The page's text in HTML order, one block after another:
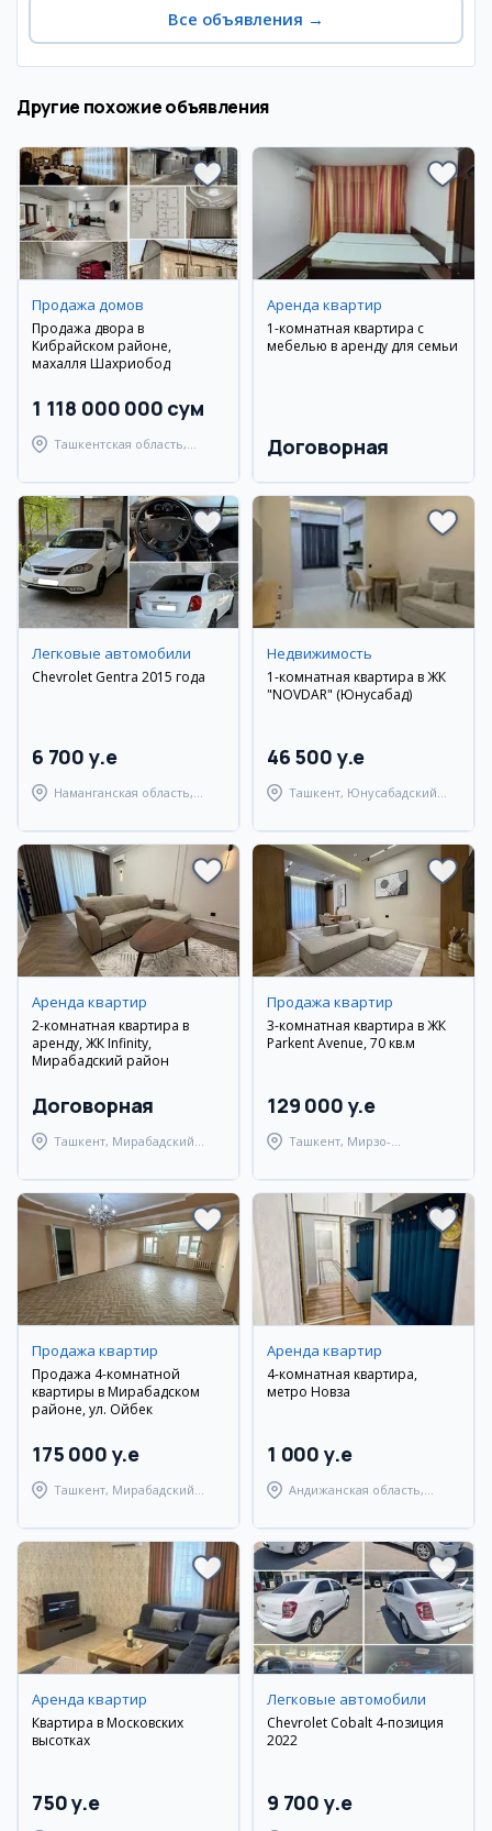
Все объявления →
Другие похожие объявления
Продажа домов
Продажа двора в
Кибрайском районе,
махалля Шахриобод
1 118 000 000 сум
Ташкентская область,
Аренда квартир
1-комнатная квартира с
мебелью в аренду для семьи
Договорная
Легковые автомобили
Chevrolet Gentra 2015 года
6 700 y.e
Наманганская область,
Недвижимость
1-комнатная квартира в ЖК
"NOVDAR" (Юнусабад)
46 500 y.e
Ташкент, Юнусабадский
Аренда квартир
2-комнатная квартира в
аренду, ЖК Infinity,
Мирабадский район
Договорная
Ташкент, Мирабадский
Продажа квартир
3-комнатная квартира в ЖК
Parkent Avenue, 70 кв.м
129 000 y.e
Ташкент, Мирзо-
Продажа квартир
Продажа 4-комнатной
квартиры в Мирабадском
районе, ул. Ойбек
175 000 y.e
Ташкент, Мирабадский
Аренда квартир
4-комнатная квартира,
метро Новза
1 000 y.e
Андижанская область,
Аренда квартир
Квартира в Московских
высотках
750 y.e
Легковые автомобили
Chevrolet Cobalt 4-позиция
2022
9 700 y.e